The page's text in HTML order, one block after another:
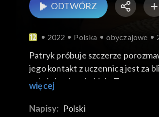
ODTWÓRZ
2022 Polska obyczajowe
Patryk próbuje szczerze
jego kontakt z uczennicą jest za
aukcję koni arabskich.
więcej
Napisy: Polski